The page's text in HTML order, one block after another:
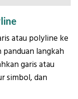
atau polyline ke
panduan langkah
garis atau
simbol, dan